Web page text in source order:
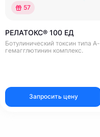
57
РЕЛАТОКС® 100 ЕД
Ботулинический токсин типа А-
гемагглютинин комплекс.
Запросить цену